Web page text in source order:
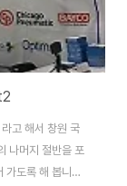
고 해서 창원 국
나머지 절반을 포
도록 해 봅니다.